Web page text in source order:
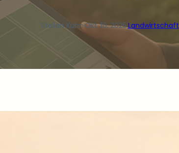
Stellan Kuhn·Okt. 10, 2025·Landwirtschaft